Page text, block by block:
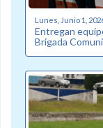
Lunes, Junio 1,
Entregan
Brigada